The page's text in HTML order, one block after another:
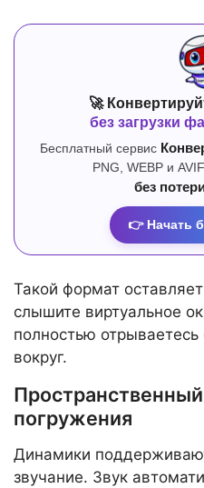
🚀
без загрузки
Бесплатный сервис
PNG, WEBP и
без
👉 Начать
Такой формат
слышите виртуальное
полностью
вокруг.
погружения
Динамики
звучание. Звук